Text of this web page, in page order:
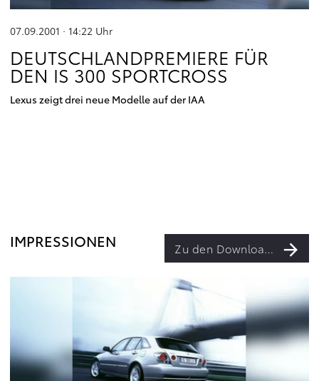
07.09.2001 · 14:22 Uhr
DEUTSCHLANDPREMIERE FÜR
DEN IS 300 SPORTCROSS
Lexus zeigt drei neue Modelle auf der IAA
IMPRESSIONEN Zu den Downloads